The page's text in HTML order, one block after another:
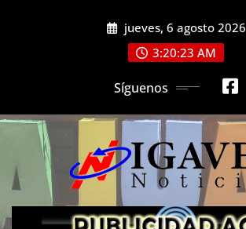
jueves, 6 agosto 2026
3:20:24 AM
Síguenos